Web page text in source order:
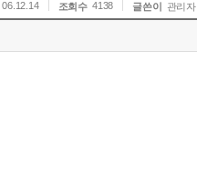
06.12.14 조회수 4138 글쓴이 관리자